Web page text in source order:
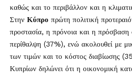
καθώς και το περιβάλλον και η
Στην Κύπρο πρώτη πολιτική
προστασία, η πρόνοια και η πρόσβαση
περίθαλψη (37%), ενώ ακολουθεί με
των τιμών και το κόστος διαβίωσης
Κυπρίων δηλώνει ότι η οικονομική